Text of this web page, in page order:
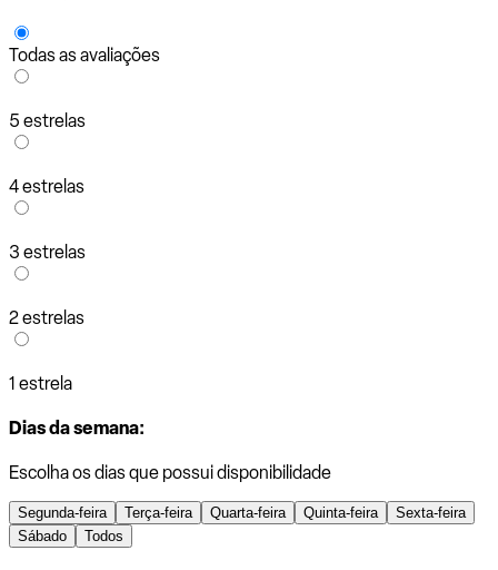
Todas as avaliações
5 estrelas
4 estrelas
3 estrelas
2 estrelas
1 estrela
Dias da semana:
Escolha os dias que possui disponibilidade
Segunda-feira Terça-feira Quarta-feira Quinta-feira
Sexta-feira
Sábado
Todos